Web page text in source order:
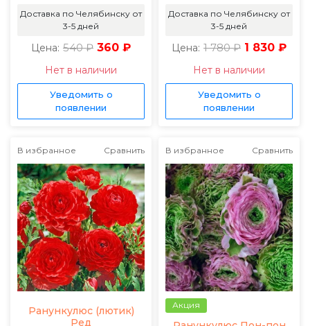
Доставка по Челябинску от
3-5 дней
Цена: 540 ₽ 360 ₽
Нет в наличии
Уведомить о
появлении
Доставка по Челябинску от
3-5 дней
Цена: 1 780 ₽ 1 830 ₽
Нет в наличии
Уведомить о
появлении
В избранное Сравнить
Ранункулюс (лютик)
Ред
В избранное Сравнить
Акция